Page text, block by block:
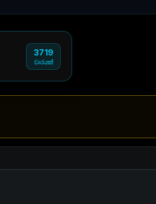
3719
වාරයක්